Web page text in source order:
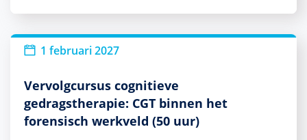
1 februari 2027
Vervolgcursus cognitieve
gedragstherapie: CGT binnen het
forensisch werkveld (50 uur)